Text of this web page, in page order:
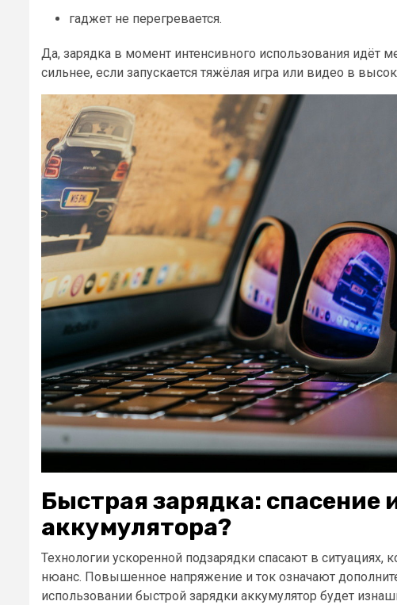
гаджет не перегревается.
Да, зарядка в момент интенсивного использования идёт
сильнее, если запускается тяжёлая игра или видео в
Быстрая зарядка: спасение
аккумулятора?
Технологии ускоренной подзарядки спасают в ситуациях,
нюанс. Повышенное напряжение и ток означают
использовании быстрой зарядки аккумулятор будет